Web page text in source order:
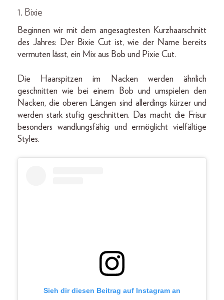
1. Bixie
Beginnen wir mit dem angesagtesten Kurzhaarschnitt
des Jahres: Der Bixie Cut ist, wie der Name bereits
vermuten lässt, ein Mix aus Bob und Pixie Cut.
Die Haarspitzen im Nacken werden ähnlich
geschnitten wie bei einem Bob und umspielen den
Nacken, die oberen Längen sind allerdings kürzer und
werden stark stufig geschnitten. Das macht die Frisur
besonders wandlungsfähig und ermöglicht vielfältige
Styles.
Sieh dir diesen Beitrag auf Instagram an